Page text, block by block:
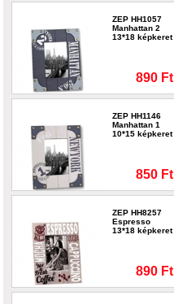
ZEP HH1057
Manhattan 2
13*18 képkeret
890 Ft
ZEP HH1146
Manhattan 1
10*15 képkeret
850 Ft
ZEP HH8257
Espresso
13*18 képkeret
890 Ft